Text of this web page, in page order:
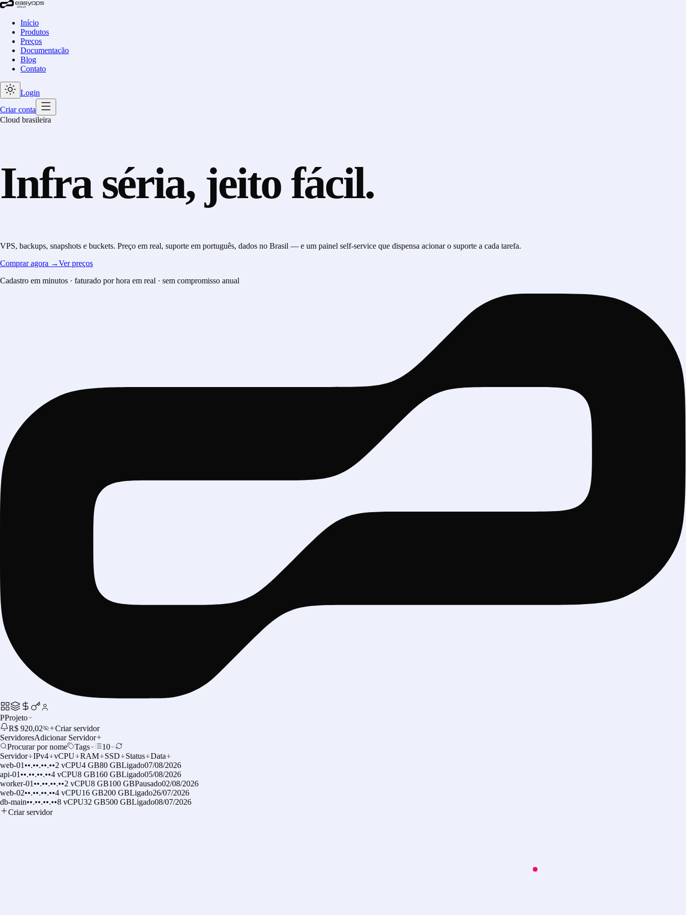
Início
Produtos
Preços
Documentação
Blog
Contato
Login
Criar conta
Cloud brasileira
Infra séria, jeito fácil.
VPS, backups, snapshots e buckets. Preço em real, suporte em português, dados no Brasil — e um painel self-service que dispensa acionar o suporte a cada tarefa.
Comprar agora →Ver preços
Cadastro em minutos · faturado por hora em real · sem compromisso anual
PProjeto
R$ 920,02
Criar servidor
ServidoresAdicionar Servidor
Procurar por nome
Tags
10
Servidor
IPv4 vCPU RAM SSD Status
Data
web-01 ••.••.••.••2 vCPU4 GB80 GBLigado07/08/2026
api-01 ••.••.••.••4 vCPU8 GB160 GBLigado05/08/2026
worker-01 ••.••.••.••2 vCPU8 GB100 GBPausado02/08/2026
web-02••.••.••.••4 vCPU16 GB200 GBLigado26/07/2026
db-main••.••.••.••8 vCPU32 GB500 GBLigado08/07/2026
Criar servidor